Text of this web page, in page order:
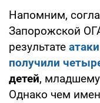
Напомним,
Запорожской
результате
получили
детей, младшему
Однако чем